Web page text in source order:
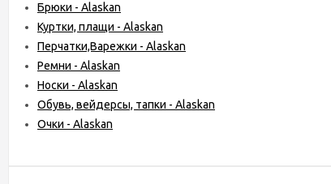
Брюки - Alaskan
Куртки, плащи - Alaskan
Перчатки,Варежки - Alaskan
Ремни - Alaskan
Носки - Alaskan
Обувь, вейдерсы, тапки - Alaskan
Очки - Alaskan